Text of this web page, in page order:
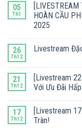
05
Th1
HOÀN CẦU
2025
26
Th12
Livestream
21
Th12
[Livestream
Với Ưu Đãi
17
Th12
[Livestream
Tràn!